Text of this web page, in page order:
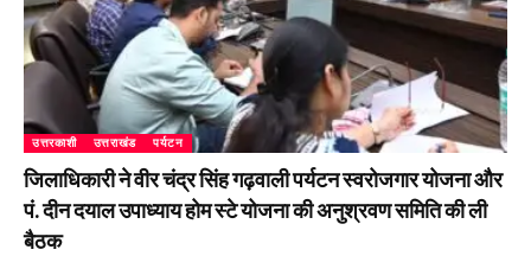
उत्तरकाशी उत्तराखंड पर्यटन
जिलाधिकारी ने वीर चंद्र सिंह गढ़वाली पर्यटन स्वरोजगार योजना और
पं. दीन दयाल उपाध्याय होम स्टे योजना की अनुश्रवण समिति की ली
बैठक